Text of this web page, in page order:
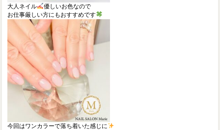
大人ネイル
優しいお色なので
お仕事厳しい方にもおすすめです
今回はワンカラーで落ち着いた感じに